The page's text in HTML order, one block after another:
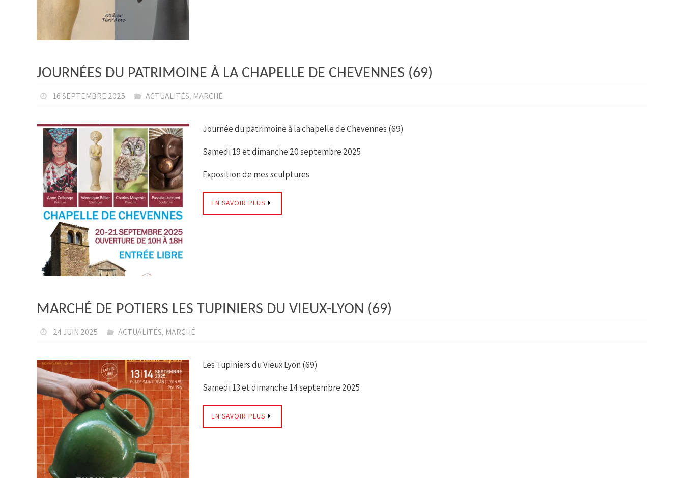
JOURNÉES DU PATRIMOINE À LA CHAPELLE DE CHEVENNES (69)
16 SEPTEMBRE 2025 ACTUALITÉS, MARCHÉ
Journée du patrimoine à la chapelle de Chevennes (69)
Samedi 19 et dimanche 20 septembre 2025
Exposition de mes sculptures
EN SAVOIR PLUS
MARCHÉ DE POTIERS LES TUPINIERS DU VIEUX-LYON (69)
24 JUIN 2025 ACTUALITÉS, MARCHÉ
Les Tupiniers du Vieux Lyon (69)
Samedi 13 et dimanche 14 septembre 2025
EN SAVOIR PLUS